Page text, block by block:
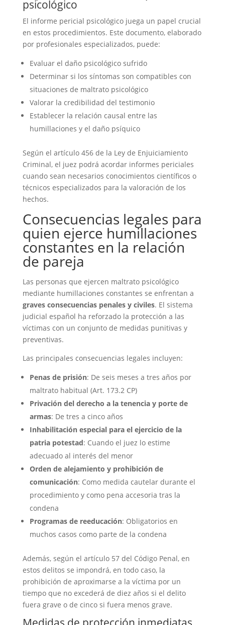
psicológico
El informe pericial psicológico juega un papel crucial
en estos procedimientos. Este documento, elaborado
por profesionales especializados, puede:
Evaluar el daño psicológico sufrido
Determinar si los síntomas son compatibles con
situaciones de maltrato psicológico
Valorar la credibilidad del testimonio
Establecer la relación causal entre las
humillaciones y el daño psíquico
Según el artículo 456 de la Ley de Enjuiciamiento
Criminal, el juez podrá acordar informes periciales
cuando sean necesarios conocimientos científicos o
técnicos especializados para la valoración de los
hechos.
Consecuencias legales para
quien ejerce humillaciones
constantes en la relación
de pareja
Las personas que ejercen maltrato psicológico
mediante humillaciones constantes se enfrentan a
graves consecuencias penales y civiles. El sistema
judicial español ha reforzado la protección a las
víctimas con un conjunto de medidas punitivas y
preventivas.
Las principales consecuencias legales incluyen:
Penas de prisión: De seis meses a tres años por
maltrato habitual (Art. 173.2 CP)
Privación del derecho a la tenencia y porte de
armas: De tres a cinco años
Inhabilitación especial para el ejercicio de la
patria potestad: Cuando el juez lo estime
adecuado al interés del menor
Orden de alejamiento y prohibición de
comunicación: Como medida cautelar durante el
procedimiento y como pena accesoria tras la
condena
Programas de reeducación: Obligatorios en
muchos casos como parte de la condena
Además, según el artículo 57 del Código Penal, en
estos delitos se impondrá, en todo caso, la
prohibición de aproximarse a la víctima por un
tiempo que no excederá de diez años si el delito
fuera grave o de cinco si fuera menos grave.